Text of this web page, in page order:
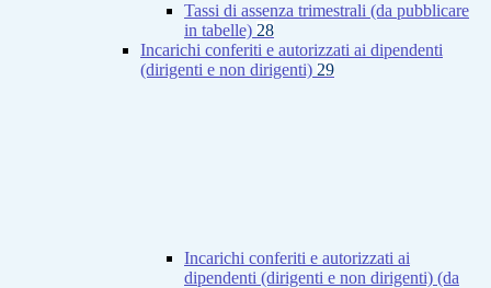
Tassi di assenza trimestrali (da pubblicare
in tabelle) 28
Incarichi conferiti e autorizzati ai dipendenti
(dirigenti e non dirigenti) 29
Incarichi conferiti e autorizzati ai
dipendenti (dirigenti e non dirigenti) (da